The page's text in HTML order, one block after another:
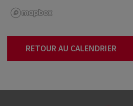
RETOUR AU CALENDRIER